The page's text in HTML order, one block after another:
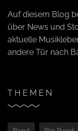
Auf diesem Blog
über News und
aktuelle
andere Tür nach
THEMEN